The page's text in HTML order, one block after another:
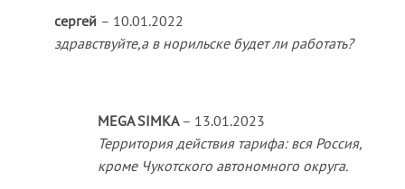
сергей – 10.01.2022
здравствуйте,а в норильске будет ли работать?
MEGA SIMKA – 13.01.2023
Территория действия тарифа: вся Россия,
кроме Чукотского автономного округа.